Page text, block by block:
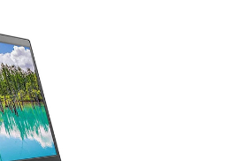
10210U | Intel Iris Xe | 16GB |
| 15.6inch FHD